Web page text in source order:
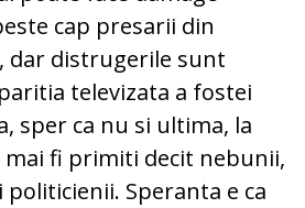
cap presarii din
dar distrugerile sunt
televizata a fostei
sper ca nu si ultima, la
mai fi primiti decit nebunii,
Speranta e ca